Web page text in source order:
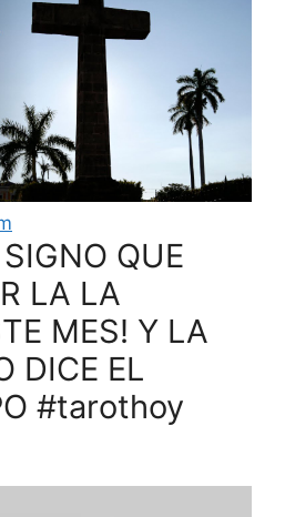
QUE
LA LA
MES! Y LA
DICE EL
#tarothoy